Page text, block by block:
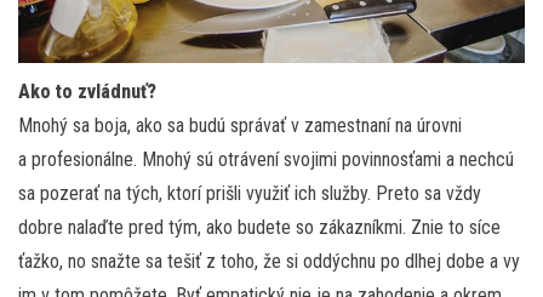
Ako to zvládnuť?
Mnohý sa boja, ako sa budú správať v zamestnaní na úrovni
a profesionálne. Mnohý sú otrávení svojimi povinnosťami a nechcú
sa pozerať na tých, ktorí prišli využiť ich služby. Preto sa vždy
dobre nalaďte pred tým, ako budete so zákazníkmi. Znie to síce
ťažko, no snažte sa tešiť z toho, že si oddýchnu po dlhej dobe a vy